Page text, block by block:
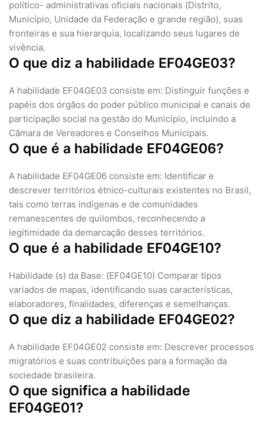
político- administrativas oficiais nacionais (Distrito,
Município, Unidade da Federação e grande região), suas
fronteiras e sua hierarquia, localizando seus lugares de
vivência.
O que diz a habilidade EF04GE03?
A habilidade EF04GE03 consiste em: Distinguir funções e
papéis dos órgãos do poder público municipal e canais de
participação social na gestão do Município, incluindo a
Câmara de Vereadores e Conselhos Municipais.
O que é a habilidade EF04GE06?
A habilidade EF04GE06 consiste em: Identificar e
descrever territórios étnico-culturais existentes no Brasil,
tais como terras indígenas e de comunidades
remanescentes de quilombos, reconhecendo a
legitimidade da demarcação desses territórios.
O que é a habilidade EF04GE10?
Habilidade (s) da Base: (EF04GE10) Comparar tipos
variados de mapas, identificando suas características,
elaboradores, finalidades, diferenças e semelhanças.
O que diz a habilidade EF04GE02?
A habilidade EF04GE02 consiste em: Descrever processos
migratórios e suas contribuições para a formação da
sociedade brasileira.
O que significa a habilidade
EF04GE01?